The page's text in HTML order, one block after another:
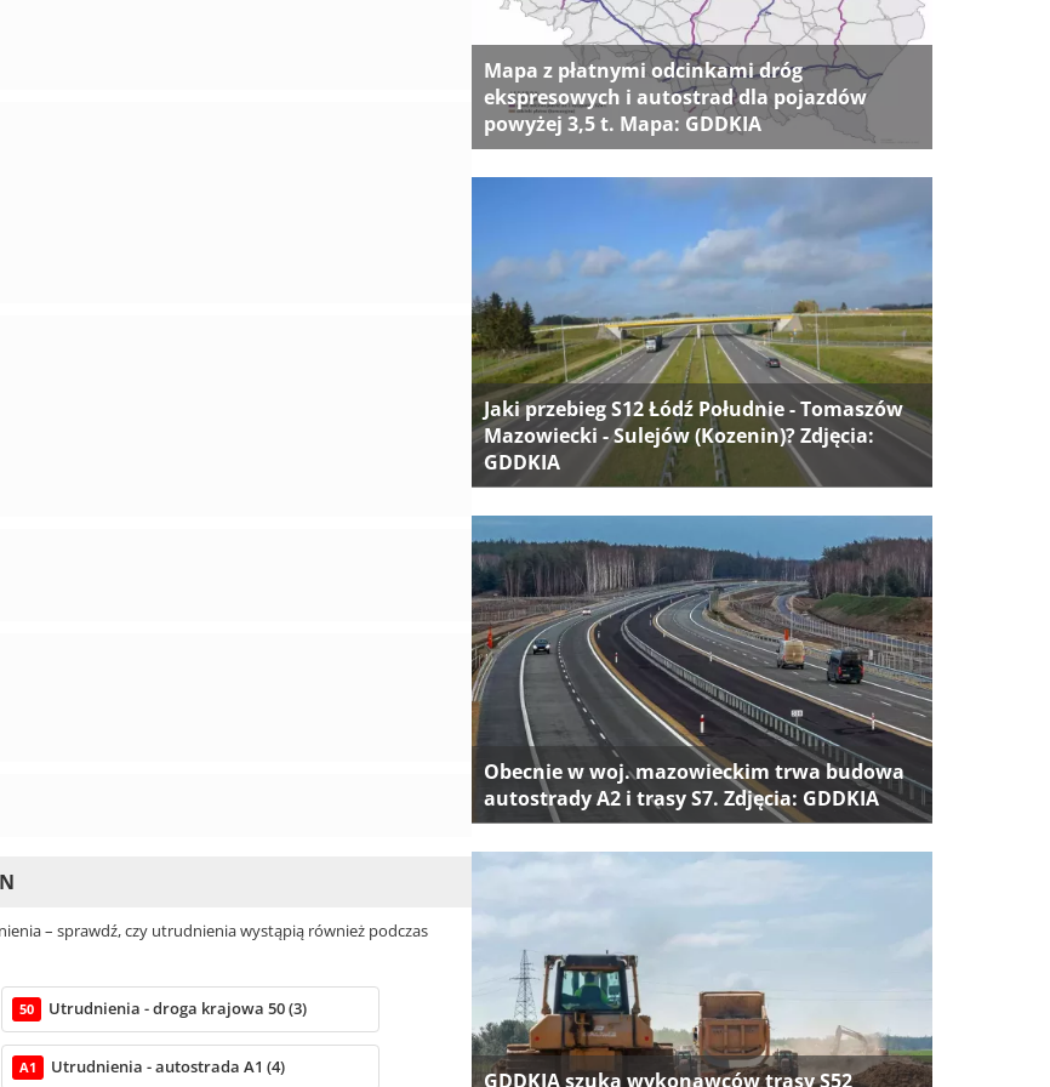
– sprawdź, czy utrudnienia wystąpią również podczas
50 Utrudnienia - droga krajowa 50 (3)
A1 Utrudnienia - autostrada A1 (4)
Mapa z płatnymi odcinkami dróg
ekspresowych i autostrad dla pojazdów
powyżej 3,5 t. Mapa: GDDKIA
Jaki przebieg S12 Łódź Południe - Tomaszów
Mazowiecki - Sulejów (Kozenin)? Zdjęcia:
GDDKIA
Obecnie w woj. mazowieckim trwa budowa
autostrady A2 i trasy S7. Zdjęcia: GDDKIA
GDDKIA szuka wykonawców trasy S52